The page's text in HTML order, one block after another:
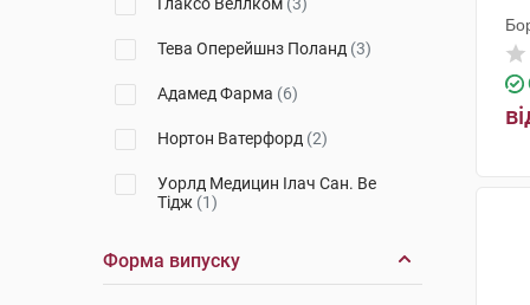
Тева Оперейшнз Поланд (3)
Адамед Фарма (6)
Нортон Ватерфорд (2)
Уорлд Медицин Ілач Сан. Ве
Тідж (1)
Генетік С.П.А.(2)
Форма випуску